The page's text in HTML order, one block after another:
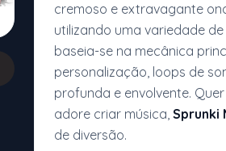
cremoso e extravagante
utilizando uma variedade
baseia-se na mecânica
personalização, loops de
profunda e envolvente.
adore criar música, Sprunki
de diversão.